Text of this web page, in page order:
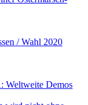
/ Wahl 2020
Weltweite Demos